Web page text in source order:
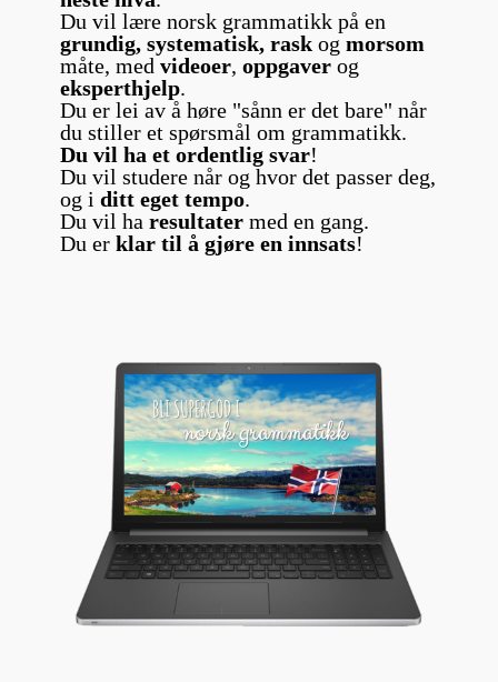
Du vil lære norsk grammatikk på en
grundig, systematisk, rask og morsom
måte, med videoer, oppgaver og
eksperthjelp.
Du er lei av å høre "sånn er det bare" når
du stiller et spørsmål om grammatikk.
Du vil ha et ordentlig svar!
Du vil studere når og hvor det passer deg,
og i ditt eget tempo.
Du vil ha resultater med en gang.
Du er klar til å gjøre en innsats!